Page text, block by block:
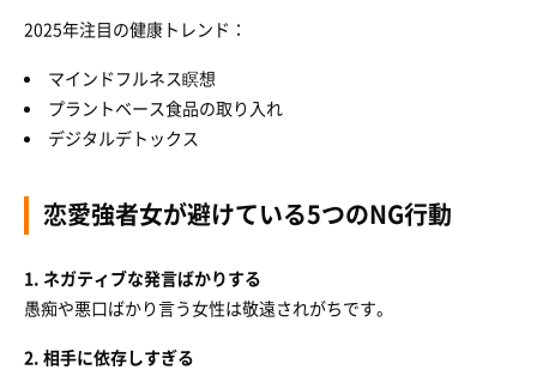
2025年注目の健康トレンド：
マインドフルネス瞑想
プラントベース食品の取り入れ
デジタルデトックス
恋愛強者女が避けている5つのNG行動
1. ネガティブな発言ばかりする
愚痴や悪口ばかり言う女性は敬遠されがちです。
2. 相手に依存しすぎる